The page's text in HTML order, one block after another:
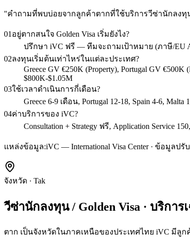
"คำถามที่พบบ่อยจากลูกค้าตากที่ใช้บริการวีซ่านักลงทุน
01 อยู่ตากสนใจ Golden Visa เริ่มยังไง?
ปรึกษา iVC ฟรี — ทีมจะถามเป้าหมาย (ภาษี/EU
02ลงทุนเริ่มต้นเท่าไหร่ในแต่ละประเทศ?
Greece GV €250K (Property), Portugal GV
$800K-$1.05M
03ใช้เวลาดำเนินการกี่เดือน?
Greece 6-9 เดือน, Portugal 12-18, Spain 4-6,
04ค่าบริการของ iVC?
Consultation + Strategy ฟรี, Application Service
แหล่งข้อมูล:iVC — International Visa Center · ข้อมูลปรั
จังหวัด · Tak
วีซ่านักลงทุน / Golden Visa · บริการ
ตาก เป็นจังหวัดในภาคเหนือของประเทศไทย iVC มีลู